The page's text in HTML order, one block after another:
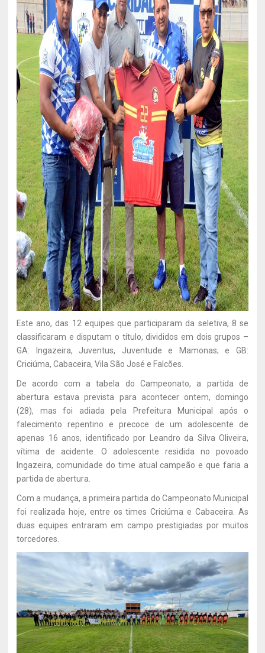
Este ano, das 12 equipes que participaram da seletiva, 8 se
classificaram e disputam o título, divididos em dois grupos –
GA: Ingazeira, Juventus, Juventude e Mamonas; e GB:
Criciúma, Cabaceira, Vila São José e Falcões.
De acordo com a tabela do Campeonato, a partida de
abertura estava prevista para acontecer ontem, domingo
(28), mas foi adiada pela Prefeitura Municipal após o
falecimento repentino e precoce de um adolescente de
apenas 16 anos, identificado por Leandro da Silva Oliveira,
vítima de acidente. O adolescente residida no povoado
Ingazeira, comunidade do time atual campeão e que faria a
partida de abertura.
Com a mudança, a primeira partida do Campeonato Municipal
foi realizada hoje, entre os times Criciúma e Cabaceira. As
duas equipes entraram em campo prestigiadas por muitos
torcedores.